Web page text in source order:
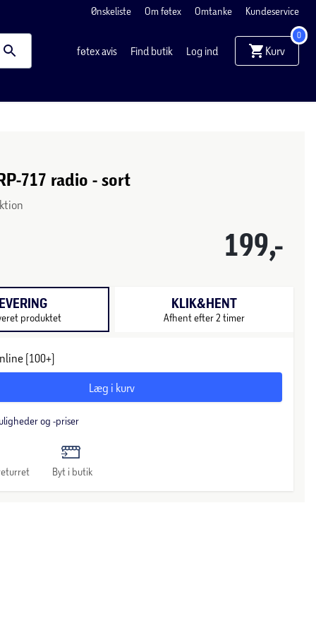
Ønskeliste Om føtex Omtanke Kundeservice
føtex avis Find butik Log ind Kurv
0
717 radio - sort
199,-
produktet
KLIK&HENT
Afhent efter 2 timer
(100+)
Læg i kurv
og -priser
Byt i butik